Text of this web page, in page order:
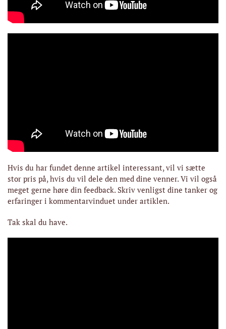
Hvis du har fundet denne artikel interessant, vil vi sætte
stor pris på, hvis du vil dele den med dine venner. Vi vil også
meget gerne høre din feedback. Skriv venligst dine tanker og
erfaringer i kommentarvinduet under artiklen.
Tak skal du have.